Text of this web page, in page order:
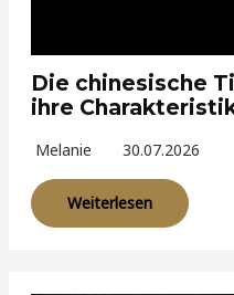
Die chinesische
ihre
Melanie 30.07.2026
Weiterlesen